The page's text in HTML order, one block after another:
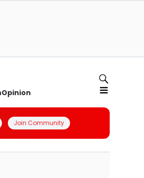
Opinion
Join Community